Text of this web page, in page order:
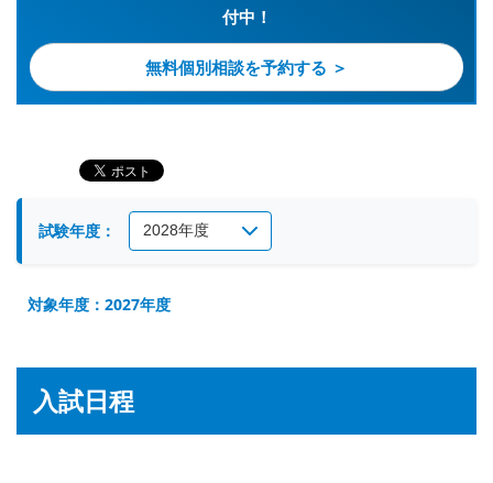
付中！
無料個別相談を予約する ＞
試験年度：
対象年度：2027年度
入試日程